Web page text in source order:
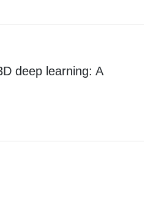
deep learning: A